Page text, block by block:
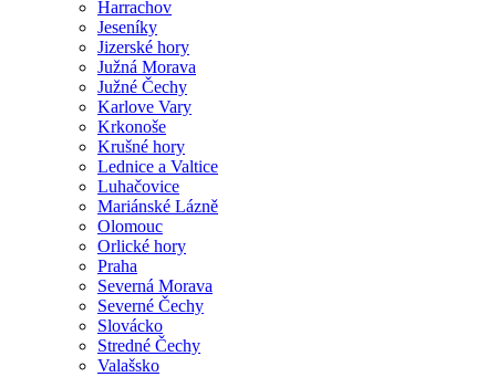
Harrachov
Jeseníky
Jizerské hory
Južná Morava
Južné Čechy
Karlove Vary
Krkonoše
Krušné hory
Lednice a Valtice
Luhačovice
Mariánské Lázně
Olomouc
Orlické hory
Praha
Severná Morava
Severné Čechy
Slovácko
Stredné Čechy
Valašsko